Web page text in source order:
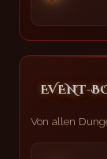
EVENT-
Von allen